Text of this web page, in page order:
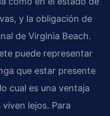
y la obligación de
de Virginia Beach.
puede representar
que estar presente
cual es una ventaja
lejos. Para